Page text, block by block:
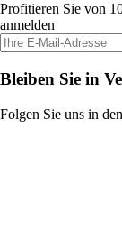
Profitieren Sie von
anmelden
Bleiben Sie in
Folgen Sie uns in